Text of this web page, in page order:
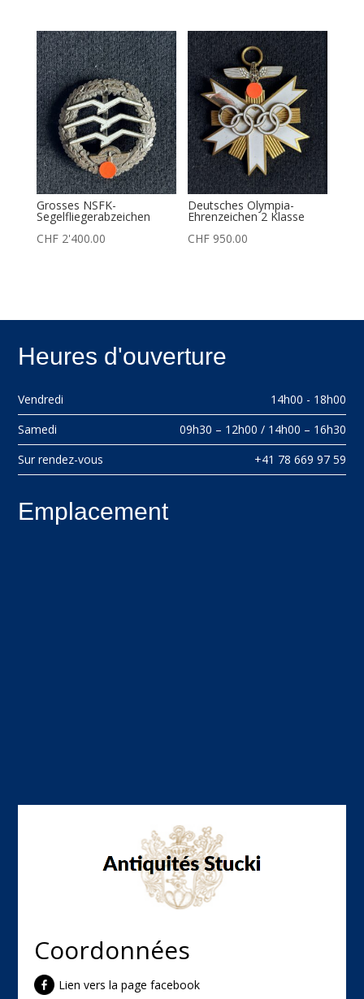
Grosses NSFK-
Segelfliegerabzeichen
CHF2'400.00
Deutsches Olympia-
Ehrenzeichen 2 Klasse
CHF 950.00
Heures d'ouverture
Vendredi
14h00 - 18h00
Samedi
09h30 – 12h00 / 14h00 – 16h30
Sur rendez-vous
+41 78 669 97 59
Emplacement
Coordonnées
Lien vers la page facebook